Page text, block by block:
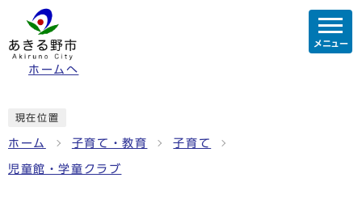
ホームへ
メニュー
現在位置
ホーム 子育て・教育 子育て
児童館・学童クラブ